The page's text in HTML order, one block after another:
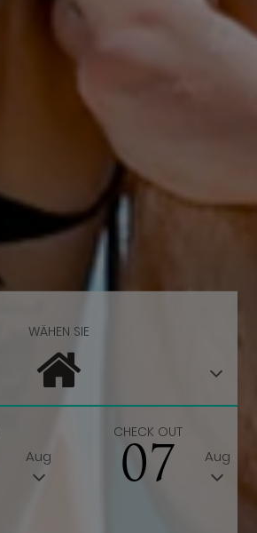
WÄHEN SIE
Aug
CHECK OUT
07 Aug